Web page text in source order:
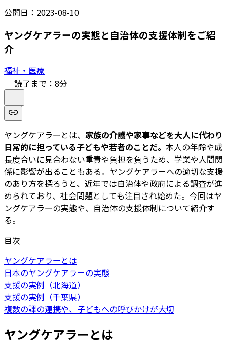
公開日： 2023-08-10
ヤングケアラーの実態と自治体の支援体制をご紹
介
福祉・医療
読了まで： 8分
ヤングケアラーとは、 家族の介護や家事などを大人に代わり
日常的に担っている子どもや若者のことだ。 本人の年齢や成
長度合いに見合わない重責や負担を負うため、学業や人間関
係に影響が出ることもある。ヤングケアラーへの適切な支援
のあり方を探ろうと、近年では自治体や政府による調査が進
められており、社会問題としても注目され始めた。今回はヤ
ングケアラーの実態や、自治体の支援体制について紹介す
る。
目次
ヤングケアラーとは
日本のヤングケアラーの実態
支援の実例（北海道）
支援の実例（千葉県）
複数の課の連携や、子どもへの呼びかけが大切
ヤングケアラーとは